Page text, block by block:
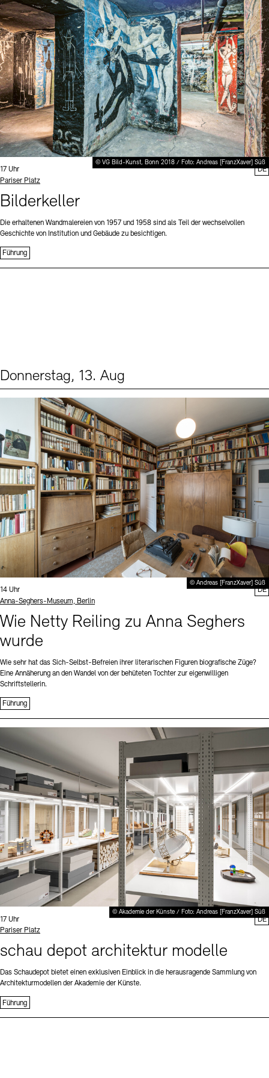
Stellenangebote Newsletter Presse
Nachhaltigkeit Kontakt
Digitale Sammlungen Exil-Archive
© VG Bild-Kunst, Bonn 2018 / Foto: Andreas [FranzXaver] Süß
Uhrzeit:
17 Uhr
Standort
Pariser Platz
Bilderkeller
Die erhaltenen Wandmalereien von 1957 und 1958 sind als Teil der wechselvollen
Geschichte von Institution und Gebäude zu besichtigen.
Führung
DE
Donnerstag, 13. Aug
© Andreas [FranzXaver] Süß
Uhrzeit:
14 Uhr
Standort
Anna-Seghers-Museum, Berlin
Wie Netty Reiling zu Anna Seghers
wurde
Wie sehr hat das Sich-Selbst-Befreien ihrer literarischen Figuren biografische Züge?
Eine Annäherung an den Wandel von der behüteten Tochter zur eigenwilligen
Schriftstellerin.
Führung
DE
© Akademie der Künste / Foto: Andreas [FranzXaver] Süß
Uhrzeit:
17 Uhr
Standort
Pariser Platz
schau depot architektur modelle
Das Schaudepot bietet einen exklusiven Einblick in die herausragende Sammlung von
Architekturmodellen der Akademie der Künste.
Führung
DE